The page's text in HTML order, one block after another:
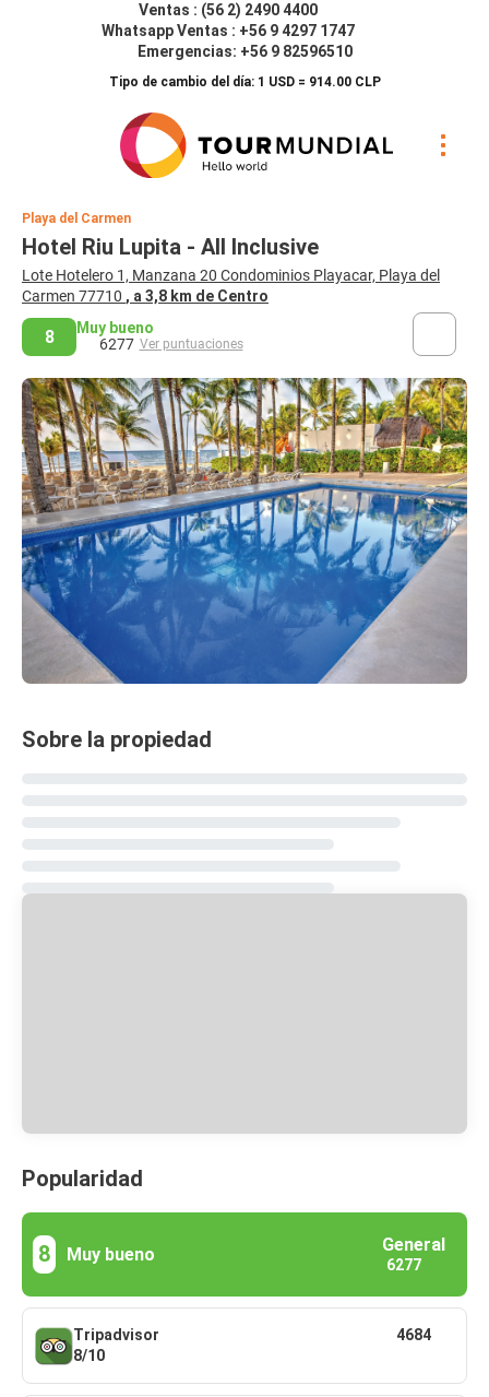
Ventas : (56 2) 2490 4400
Whatsapp Ventas : +56 9 4297 1747
Emergencias: +56 9 82596510
Tipo de cambio del día: 1 USD = 914.00 CLP
Playa del Carmen
Hotel Riu Lupita - All Inclusive
Lote Hotelero 1, Manzana 20 Condominios Playacar, Playa del
Carmen 77710 , a 3,8 km de Centro
8
Muy bueno
6277 Ver puntuaciones
Sobre la propiedad
Popularidad
8 Muy bueno General
6277
Tripadvisor
8/10
4684